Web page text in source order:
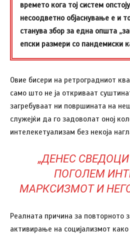
времето кога тој систем
несоодветно објаснување е и
станува збор за една општа
епски размери со пандемиски
Овие бисери на ретроградниот
само што не ја откриваат
загребуваат ни површината на
служејќи да го задоволат оној
интелекетуализам без некоја
„ДЕНЕС
ПОГОЛЕМ
МАРКСИЗМОТ И
Реалната причина за повторното
активирање на социјализмот